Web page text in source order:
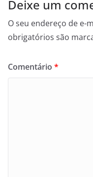
Deixe um
O seu endereço de e-
obrigatórios são
Comentário *